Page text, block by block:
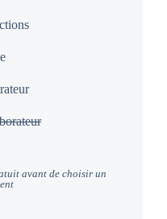
avant de choisir un